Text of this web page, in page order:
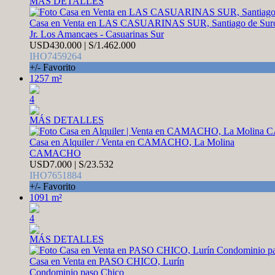
Casa en Venta en LAS CASUARINAS SUR, Santiago de
Jr. Los Amancaes - Casuarinas Sur
USD430.000 | S/1.462.000
IHO7459264
+/- Favorito
1257 m²
4
MÁS DETALLES
Casa en Alquiler / Venta en CAMACHO, La Molina
CAMACHO
USD7.000 | S/23.532
IHO7651884
+/- Favorito
1091 m²
4
MÁS DETALLES
Casa en Venta en PASO CHICO, Lurín
Condominio paso Chico